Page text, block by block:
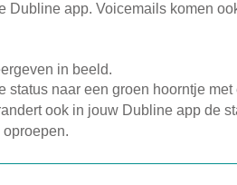
Dubline app. Voicemails komen
in beeld.
naar een groen hoorntje
ook in jouw Dubline app de